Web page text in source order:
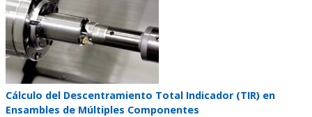
Teaser
title
Cálculo del Descentramiento Total Indicador (TIR) en
Ensambles de Múltiples Componentes